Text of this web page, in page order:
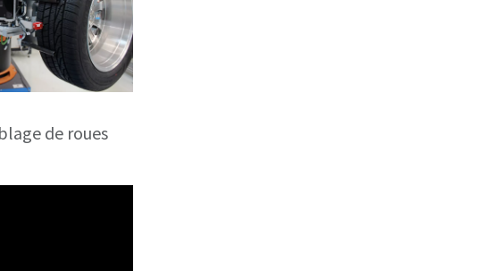
de roues